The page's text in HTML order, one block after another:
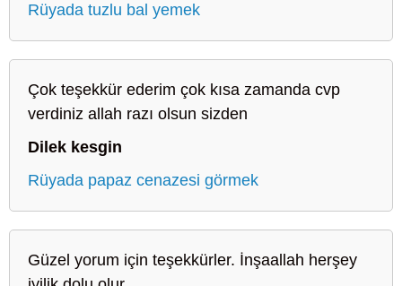
Rüyada tuzlu bal yemek
Çok teşekkür ederim çok kısa zamanda cvp
verdiniz allah razı olsun sizden
Dilek kesgin
Rüyada papaz cenazesi görmek
Güzel yorum için teşekkürler. İnşaallah herşey